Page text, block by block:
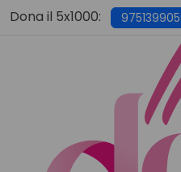
Skip
Dona il 5x1000: